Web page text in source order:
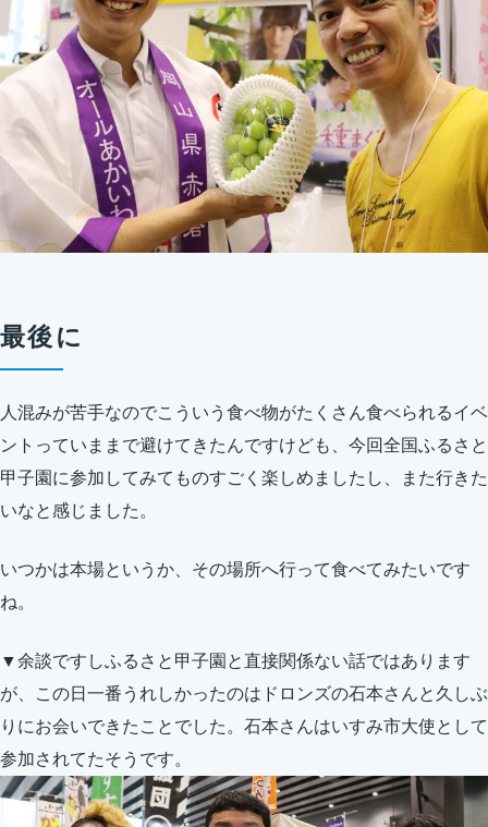
最後に
人混みが苦手なのでこういう食べ物がたくさん食べられるイベ
ントっていままで避けてきたんですけども、今回全国ふるさと
甲子園に参加してみてものすごく楽しめましたし、また行きた
いなと感じました。
いつかは本場というか、その場所へ行って食べてみたいです
ね。
▼余談ですしふるさと甲子園と直接関係ない話ではあります
が、この日一番うれしかったのはドロンズの石本さんと久しぶ
りにお会いできたことでした。石本さんはいすみ市大使として
参加されてたそうです。